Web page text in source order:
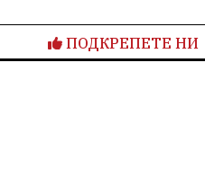
ПОДКРЕПЕТЕ НИ